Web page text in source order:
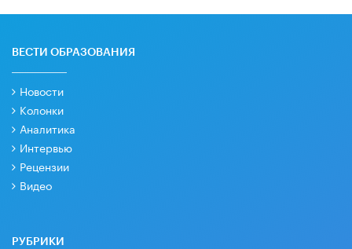
ВЕСТИ ОБРАЗОВАНИЯ
Новости
Колонки
Аналитика
Интервью
Рецензии
Видео
РУБРИКИ